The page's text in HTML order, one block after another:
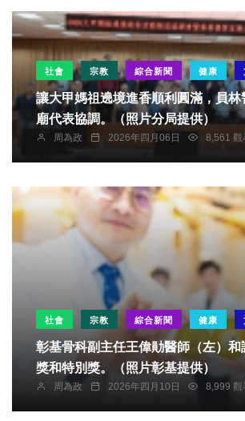
社會 宗教 綜合新聞 健康
讓大甲媽祖遶境進香順利圓滿，員林
廟代表協調。（照片分局提供）
周為政 2026年四月06日 8,561 觀
社會 宗教 綜合新聞 健康
彰基骨科副主任王偉勛醫師（左）和
獎和特別獎。（照片彰基提供）
周為政 2026年四月10日 8,999 觀